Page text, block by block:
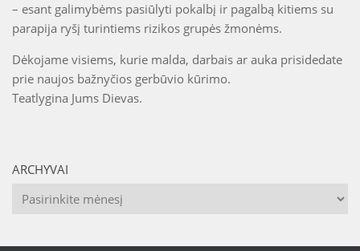
– esant galimybėms pasiūlyti pokalbį ir pagalbą kitiems su
parapija ryšį turintiems rizikos grupės žmonėms.
Dėkojame visiems, kurie malda, darbais ar auka prisidedate
prie naujos bažnyčios gerbūvio kūrimo.
Teatlygina Jums Dievas.
ARCHYVAI
Archyvai